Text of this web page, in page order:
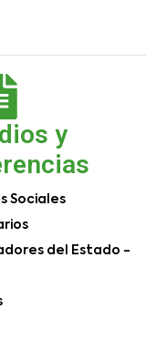
y
Sociales
del Estado -